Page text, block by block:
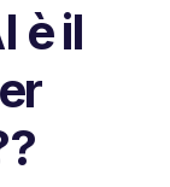
è il